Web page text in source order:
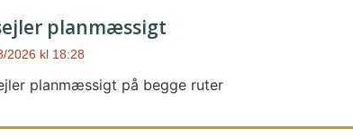
planmæssigt
2026 18:28
planmæssigt på begge ruter